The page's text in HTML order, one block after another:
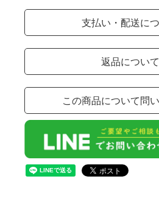
支払い・配送に
返品について
この商品について問